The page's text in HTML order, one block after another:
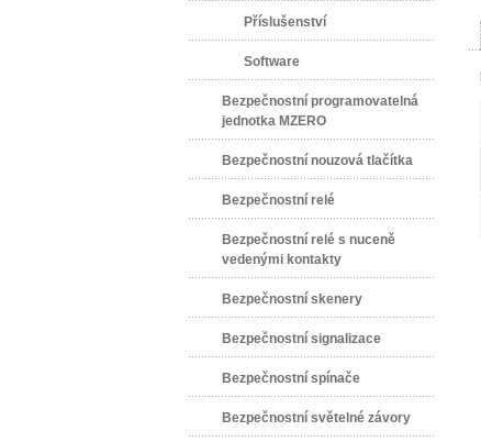
Příslušenství
Software
Bezpečnostní programovatelná
jednotka MZERO
Bezpečnostní nouzová tlačítka
Bezpečnostní relé
Bezpečnostní relé s nuceně
vedenými kontakty
Bezpečnostní skenery
Bezpečnostní signalizace
Bezpečnostní spínače
Bezpečnostní světelné závory